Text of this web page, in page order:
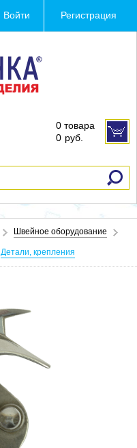
Войти Регистрация
0 товара
0 руб.
Швейное оборудование
Детали, крепления